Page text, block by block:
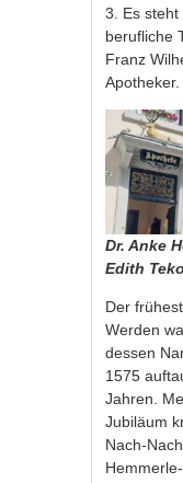
3. Es
berufliche
Franz
Apotheker.
Dr. Anke
Edith
Der
Werden
dessen
1575
Jahren.
Jubiläum
Nach-